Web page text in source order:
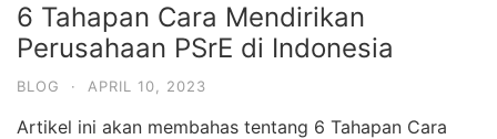
6 Tahapan Cara Mendirikan
Perusahaan PSrE di Indonesia
BLOG · APRIL 10, 2023
Artikel ini akan membahas tentang 6 Tahapan Cara